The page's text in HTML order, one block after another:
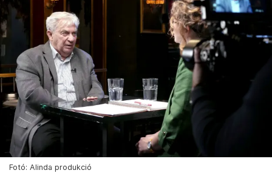
Fotó: Alinda produkció